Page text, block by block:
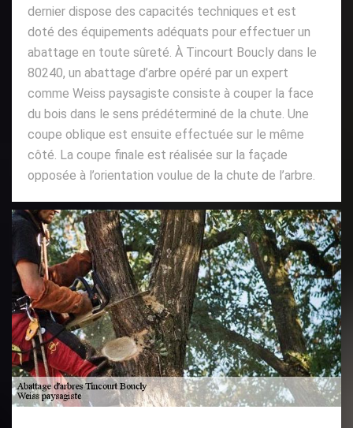
dernier dispose des capacités techniques et est
doté des équipements adéquats pour effectuer un
abattage en toute sûreté. À Tincourt Boucly dans le
80240, un abattage d’arbre opéré par un expert
comme Weiss paysagiste consiste à couper la face
du bois dans le sens prédéterminé de la chute. Une
coupe oblique est ensuite effectuée sur le même
côté. La coupe finale est réalisée sur la façade
opposée à l’orientation voulue de la chute de l’arbre.